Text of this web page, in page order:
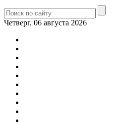
Четверг, 06 августа 2026